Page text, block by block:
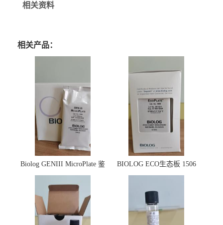
相关资料
相关产品：
Biolog GENIII MicroPlate 鉴
定板 1030
BIOLOG ECO生态板 1506